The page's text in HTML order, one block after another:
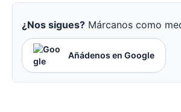
¿Nos sigues? Márcanos como
Añádenos en Google